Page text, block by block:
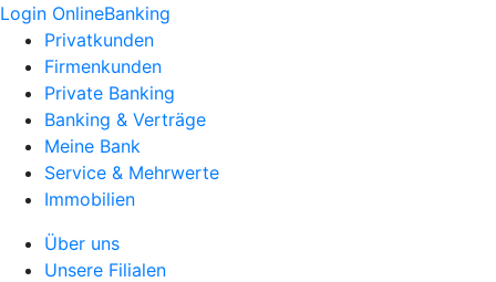
Login OnlineBanking
Privatkunden
Firmenkunden
Private Banking
Banking & Verträge
Meine Bank
Service & Mehrwerte
Immobilien
Über uns
Unsere Filialen